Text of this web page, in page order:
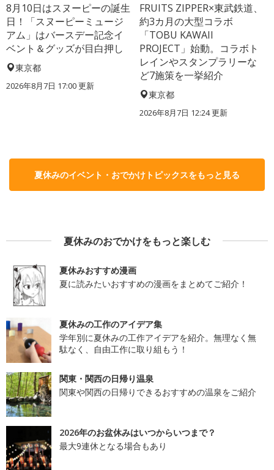
8月10日はスヌーピーの誕生
日！「スヌーピーミュージ
アム」はバースデー記念イ
ベント＆グッズが目白押し
東京都
2026年8月7日 17:00更新
FRUITS ZIPPER×東武鉄道、
約3カ月の大型コラボ
「TOBU KAWAII
PROJECT」始動。コラボト
レインやスタンプラリーな
ど7施策を一挙紹介
東京都
2026年8月7日 12:24更新
夏休みのイベント・おでかけトピックスをもっと見る
夏休みのおでかけをもっと楽しむ
夏休みおすすめ漫画
夏に読みたいおすすめの漫画をまとめてご紹介！
夏休みの工作のアイデア集
学年別に夏休みの工作アイデアを紹介。無理なく無
駄なく、自由工作に取り組もう！
関東・関西の日帰り温泉
関東や関西の日帰りできるおすすめの温泉をご紹介
2026年のお盆休みはいつからいつまで？
最大9連休となる場合もあり